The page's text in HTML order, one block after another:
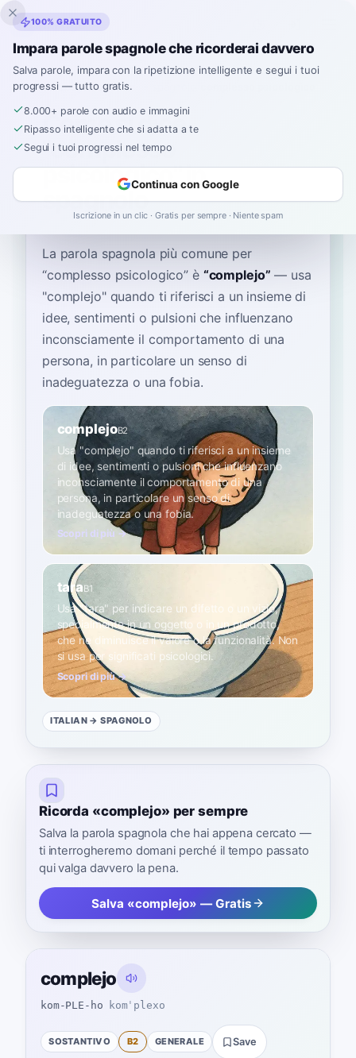
Inklingo
Home› Spagnolo›Italian
Come si dice
"complesso
psicologico" in
spagnolo
La parola spagnola più comune per
“complesso psicologico” è “complejo” — usa
"complejo" quando ti riferisci a un insieme di
idee, sentimenti o pulsioni che influenzano
inconsciamente il comportamento di una
persona, in particolare un senso di
inadeguatezza o una fobia.
complejoB2
Usa "complejo" quando ti riferisci a un insieme
di idee, sentimenti o pulsioni che influenzano
inconsciamente il comportamento di una
persona, in particolare un senso di
inadeguatezza o una fobia.
Scopri di più →
taraB1
Usa "tara" per indicare un difetto o un vizio,
specialmente in un oggetto o in un prodotto,
che ne diminuisce il valore o la funzionalità. Non
si usa per significati psicologici.
Scopri di più →
ITALIAN → SPAGNOLO
Ricorda «complejo» per sempre
Salva la parola spagnola che hai appena cercato —
ti interrogheremo domani perché il tempo passato
qui valga davvero la pena.
Salva «complejo» — Gratis
complejo
kom-PLE-ho komˈplexo
SOSTANTIVO B2 GENERALE Save
100% GRATUITO
Impara parole spagnole che ricorderai davvero
Salva parole, impara con la ripetizione intelligente e segui i tuoi
progressi — tutto gratis.
8.000+ parole con audio e immagini
Ripasso intelligente che si adatta a te
Segui i tuoi progressi nel tempo
Continua con Google
Iscrizione in un clic · Gratis per sempre · Niente spam